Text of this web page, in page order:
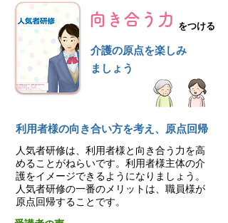
向き合う力 をつける
介護の原点を楽しみ
ましょう
利用者様の向き合い方を考え、原点回帰
人気者研修は、利用者様と向き合う力を高
めることがねらいです。利用者様主体の介
護をイメージできるようになりましょう。
人気者研修の⼀番のメリットは、職員様が
原点回帰することです。